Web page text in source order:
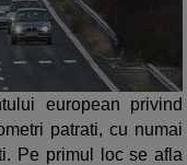
european privind
patrati, cu numai
Pe primul loc se afla